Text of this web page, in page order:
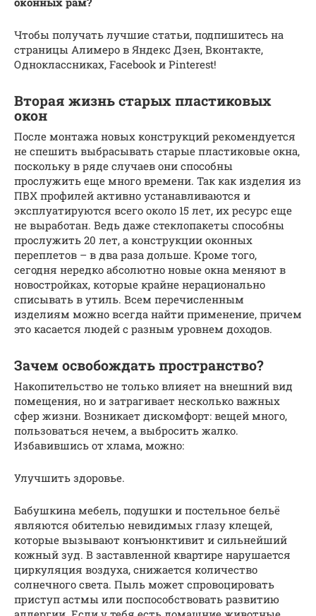
Чтобы получать лучшие статьи, подпишитесь на
страницы Алимеро в Яндекс Дзен, Вконтакте,
Одноклассниках, Facebook и Pinterest!
Вторая жизнь старых пластиковых
окон
После монтажа новых конструкций рекомендуется
не спешить выбрасывать старые пластиковые окна,
поскольку в ряде случаев они способны
прослужить еще много времени. Так как изделия из
ПВХ профилей активно устанавливаются и
эксплуатируются всего около 15 лет, их ресурс еще
не выработан. Ведь даже стеклопакеты способны
прослужить 20 лет, а конструкции оконных
переплетов – в два раза дольше. Кроме того,
сегодня нередко абсолютно новые окна меняют в
новостройках, которые крайне нерационально
списывать в утиль. Всем перечисленным
изделиям можно всегда найти применение, причем
это касается людей с разным уровнем доходов.
Зачем освобождать пространство?
Накопительство не только влияет на внешний вид
помещения, но и затрагивает несколько важных
сфер жизни. Возникает дискомфорт: вещей много,
пользоваться нечем, а выбросить жалко.
Избавившись от хлама, можно:
Улучшить здоровье.
Бабушкина мебель, подушки и постельное бельё
являются обителью невидимых глазу клещей,
которые вызывают конъюнктивит и сильнейший
кожный зуд. В заставленной квартире нарушается
циркуляция воздуха, снижается количество
солнечного света. Пыль может спровоцировать
приступ астмы или поспособствовать развитию